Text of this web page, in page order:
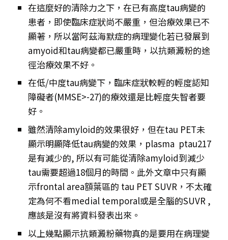
在這麼好的清除力之下，在已有高度tau病變的
患者，即使臨床症狀尚不嚴重，但治療效果已不
顯著，所以當阿茲海默症的病理變化若已發展到
amyoid和tau病變都已嚴重時，以抗類澱粉的途
徑治療效果不好。
在低/中度tau病變下，臨床症狀較輕的輕度認知
障礙者(MMSE>-27)的療效還是比輕度失智者要
好。
雖然清除amyloid的效果很好，但在tau PET未
顯示明顯降低tau病變的效果，plasma ptau217
是有減少的, 所以有可能從清除amyloid到減少
tau需要超過18個月的時間。此外文章中只有顯
示frontal area額葉區的 tau PET SUVR，不太確
定為何不看medial temporal或是全腦的SUVR ,
應該是沒有將資料發表出來。
以上幾點顯示抗類澱粉藥物真的是要用在病理變